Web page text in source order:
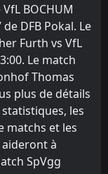
0
BOCHUM
DFB Pokal. Le
Furth vs VfL
Le match
Thomas
plus de détails
les
matchs et les
à
SpVgg